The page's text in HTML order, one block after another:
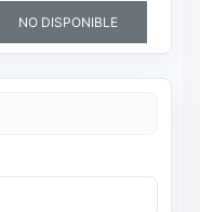
NO DISPONIBLE